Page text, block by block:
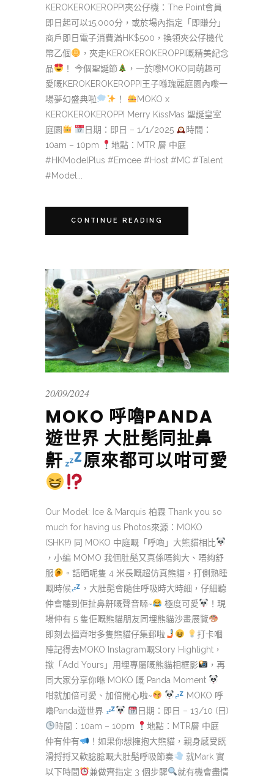
KEROKEROKEROPPI夾公仔機：The Point會員
即日起可以15,000分，或於場內指定「即賺分」
商戶即日電子消費滿HK$500，換領夾公仔機代
幣乙個
，夾走KEROKEROKEROPPI嘅精美紀念
品
！ 今個聖誕節
，一於嚟MOKO同萌趣可
愛嘅KEROKEROKEROPPI王子喺瑰麗庭園內嚟一
場夢幻盛典啦
！
MOKO x
KEROKEROKEROPPI Merry KissMas 聖誕皇室
庭園
日期：即日 – 1/1/2025
時間：
10am – 10pm
地點：MTR 層 中庭
#HKModelPlus #Emcee #Host #MC #Talent
#Model...
CONTINUE READING
20/09/2024
MOKO 呼嚕PANDA
遊世界 大肚髧同扯鼻
鼾
原來都可以咁可愛
Our Model: Ice & Marquis 柏霖 Thank you so
much for having us Photos來源：MOKO
(SHKP) 同 MOKO 中庭嘅「呼嚕」大熊貓相比
，小編 MOMO 我個肚髧又真係唔夠大、唔夠舒
服
。話晒呢隻 4 米長嘅超仿真熊貓，打側熟睡
嘅時候
，大肚髧會隨住呼吸時大時細，仔細聽
仲會聽到佢扯鼻鼾嘅聲音𠻹~
極度可愛
！現
場仲有 5 隻佢嘅熊貓朋友同埋熊貓沙畫展覽
即刻去搵齊咁多隻熊貓仔集郵啦
打卡嗰
陣記得去MOKO Instagram嘅Story Highlight，
撳「Add Yours」用埋專屬嘅熊貓相框影
，再
同大家分享你喺 MOKO 嘅 Panda Moment
咁就加倍可愛、加倍開心啦~
MOKO 呼
嚕Panda遊世界
日期：即日 – 13/10 (日)
時間：10am – 10pm
地點：MTR層 中庭
仲有仲有
！如果你想擁抱大熊貓，親身感受既
滑捋捋又軟腍腍嘅大肚髧呼吸節奏
就Mark 實
以下時間
兼做齊指定 3 個步驟 就有機會盡情